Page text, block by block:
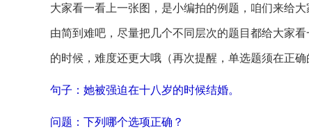
大家看一看上一张图，是小编拍的例题，咱们来给
由简到难吧，尽量把几个不同层次的题目都给大家
的时候，难度还更大哦（再次提醒，单选题须在正确
句子：她被强迫在十八岁的时候结婚。
问题：下列哪个选项正确？